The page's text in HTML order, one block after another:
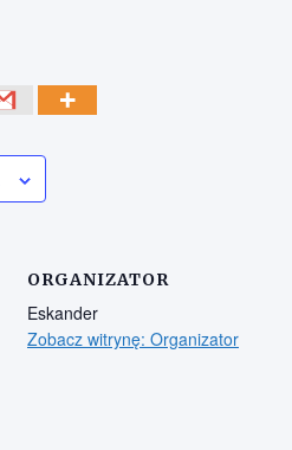
ORGANIZATOR
Eskander
Zobacz witrynę: Organizator